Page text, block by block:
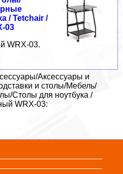
/ Tetchair /
03
WRX-03.
Аксессуары и
и столы/Мебель/
Столы для ноутбука /
WRX-03: